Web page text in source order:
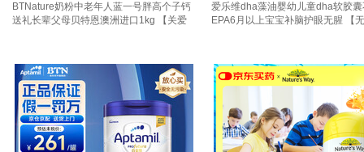
BTNature奶粉中老年人蓝一号胖高个子钙
送礼长辈父母贝特恩澳洲进口1kg 【关爱
爱乐维dha藻油婴幼儿童dha软胶
EPA6月以上宝宝补脑护眼无腥 【